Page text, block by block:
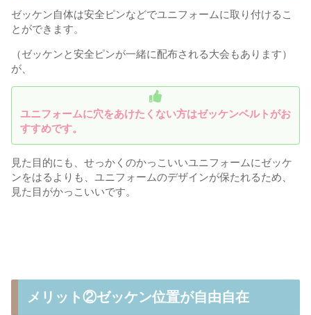
ゼッケン自体は安全ピンなどでユニフォームに取り付けるこ
とができます。
（ゼッケンと安全ピンが一緒に配布される大会もあります）
が、
ユニフォームに穴をあけたくない方はゼッケンベルトがお
すすめです。
見た目的にも、せっかくのかっこいいユニフォームにゼッケ
ンをはるよりも、ユニフォームのデザインが保たれるため、
見た目がかっこいいです。
メリット②ゼッケン位置が自由自在